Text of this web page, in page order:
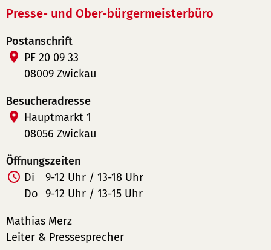
Presse- und Ober-bürgermeisterbüro
Postanschrift
PF 20 09 33
08009 Zwickau
Besucheradresse
Hauptmarkt 1
08056 Zwickau
Öffnungszeiten
Di
9-12 Uhr / 13-18 Uhr
Do 9-12 Uhr / 13-15 Uhr
Mathias Merz
Leiter & Pressesprecher